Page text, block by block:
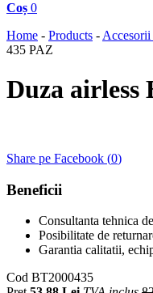
Coș 0
Home - Products - Accesorii
435 PAZ
Duza airless
Share pe Facebook (0)
Beneficii
Consultanta tehnica
Posibilitate de
Garantia calitatii,
Cod BT2000435